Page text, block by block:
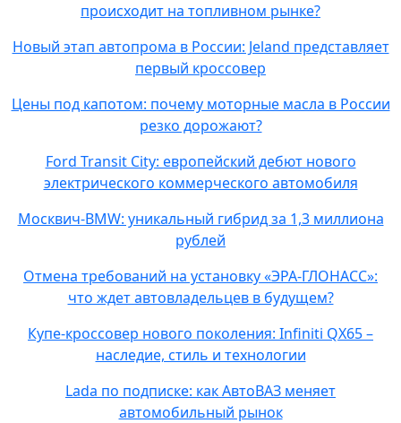
происходит на топливном рынке?
Новый этап автопрома в России: Jeland представляет
первый кроссовер
Цены под капотом: почему моторные масла в России
резко дорожают?
Ford Transit City: европейский дебют нового
электрического коммерческого автомобиля
Москвич-BMW: уникальный гибрид за 1,3 миллиона
рублей
Отмена требований на установку «ЭРА-ГЛОНАСС»:
что ждет автовладельцев в будущем?
Купе-кроссовер нового поколения: Infiniti QX65 –
наследие, стиль и технологии
Lada по подписке: как АвтоВАЗ меняет
автомобильный рынок